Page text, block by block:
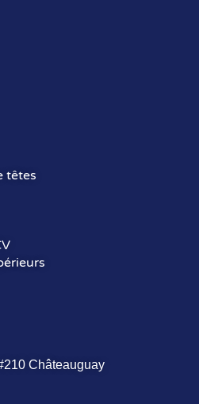
têtes
Châteauguay